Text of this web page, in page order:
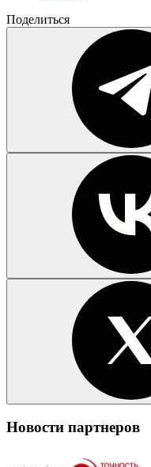
Поделиться
Новости партнеров